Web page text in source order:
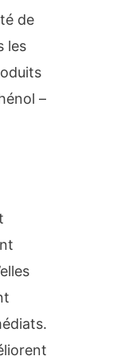
de
les
–